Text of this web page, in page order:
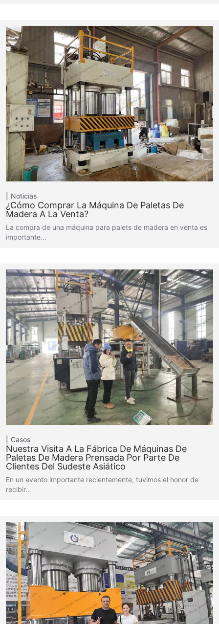
Noticias
¿Cómo Comprar La Máquina De Paletas De
Madera A La Venta?
La compra de una máquina para palets de madera en venta es
importante…
Casos
Nuestra Visita A La Fábrica De Máquinas De
Paletas De Madera Prensada Por Parte De
Clientes Del Sudeste Asiático
En un evento importante recientemente, tuvimos el honor de
recibir…